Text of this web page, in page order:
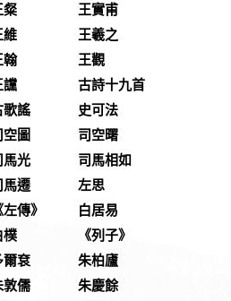
粲
王實甫
維
王羲之
翰
王觀
讜
古詩十九首
歌謠
史可法
空圖
司空曙
馬光
司馬相如
馬遷
左思
左傳》
白居易
樸
《列子》
爾袞
朱柏廬
敦儒
朱慶餘